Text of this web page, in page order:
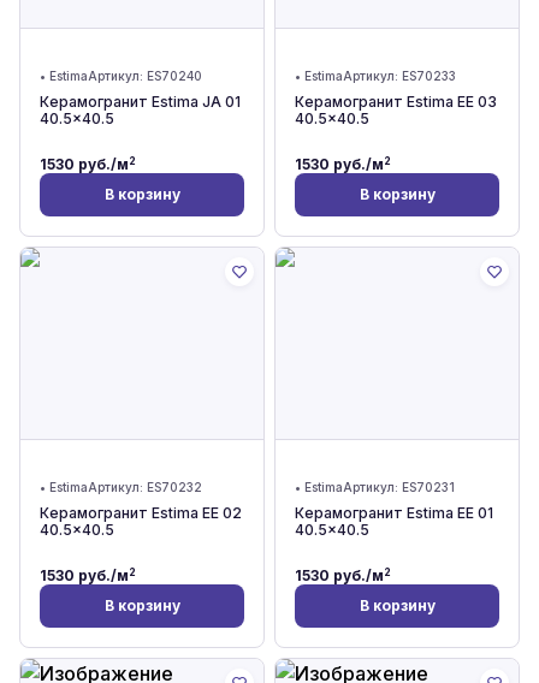
• EstimaАртикул: ES70240
Керамогранит Estima JA 01
40.5x40.5
1530 руб./м2
В корзину
• EstimaАртикул: ES70233
Керамогранит Estima EE 03
40.5x40.5
1530 руб./м2
В корзину
• EstimaАртикул: ES70232
Керамогранит Estima EE 02
40.5x40.5
1530 руб./м2
В корзину
• EstimaАртикул: ES70231
Керамогранит Estima EE 01
40.5x40.5
1530 руб./м2
В корзину